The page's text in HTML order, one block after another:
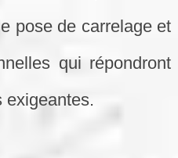
pose de carrelage et
qui répondront
exigeantes.